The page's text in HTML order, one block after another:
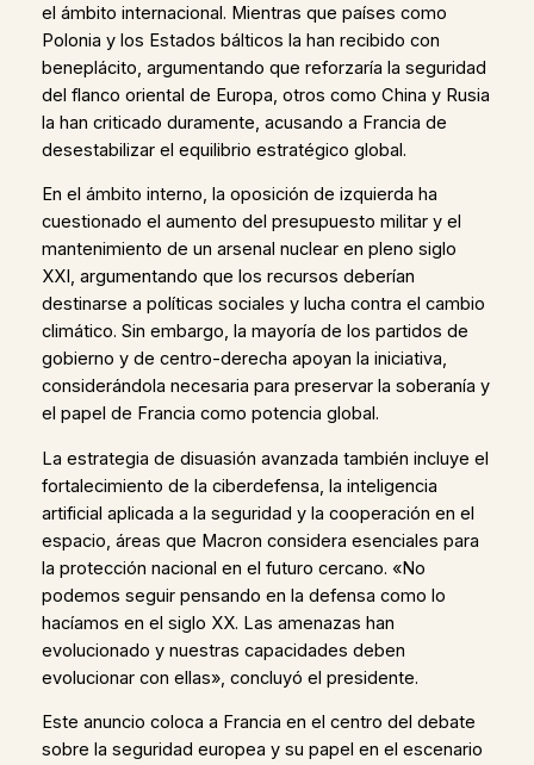
el ámbito internacional. Mientras que países como
Polonia y los Estados bálticos la han recibido con
beneplácito, argumentando que reforzaría la seguridad
del flanco oriental de Europa, otros como China y Rusia
la han criticado duramente, acusando a Francia de
desestabilizar el equilibrio estratégico global.
En el ámbito interno, la oposición de izquierda ha
cuestionado el aumento del presupuesto militar y el
mantenimiento de un arsenal nuclear en pleno siglo
XXI, argumentando que los recursos deberían
destinarse a políticas sociales y lucha contra el cambio
climático. Sin embargo, la mayoría de los partidos de
gobierno y de centro-derecha apoyan la iniciativa,
considerándola necesaria para preservar la soberanía y
el papel de Francia como potencia global.
La estrategia de disuasión avanzada también incluye el
fortalecimiento de la ciberdefensa, la inteligencia
artificial aplicada a la seguridad y la cooperación en el
espacio, áreas que Macron considera esenciales para
la protección nacional en el futuro cercano. «No
podemos seguir pensando en la defensa como lo
hacíamos en el siglo XX. Las amenazas han
evolucionado y nuestras capacidades deben
evolucionar con ellas», concluyó el presidente.
Este anuncio coloca a Francia en el centro del debate
sobre la seguridad europea y su papel en el escenario